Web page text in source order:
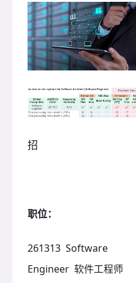
招
职位：
261313 Software
Engineer 软件工程师